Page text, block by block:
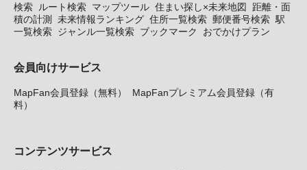
検索 ルート検索 マップツール 住まい探し×未来地図
距離・面
積の計測
未来情報ランキング 住所一覧検索 郵便番号検索 駅
一覧検索 ジャンル一覧検索 ブックマーク おでかけプラン
会員向けサービス
MapFan会員登録（無料）
MapFanプレミアム会員登録（有
料）
コンテンツサービス